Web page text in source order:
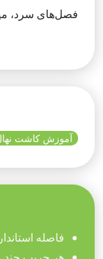
فصل‌های سرد،
آموزش کاشت
فاصله